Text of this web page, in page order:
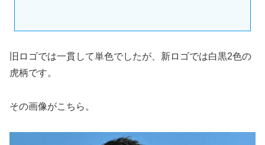
旧ロゴでは一貫して単色でしたが、新ロゴでは白黒2色の
虎柄です。
その画像がこちら。